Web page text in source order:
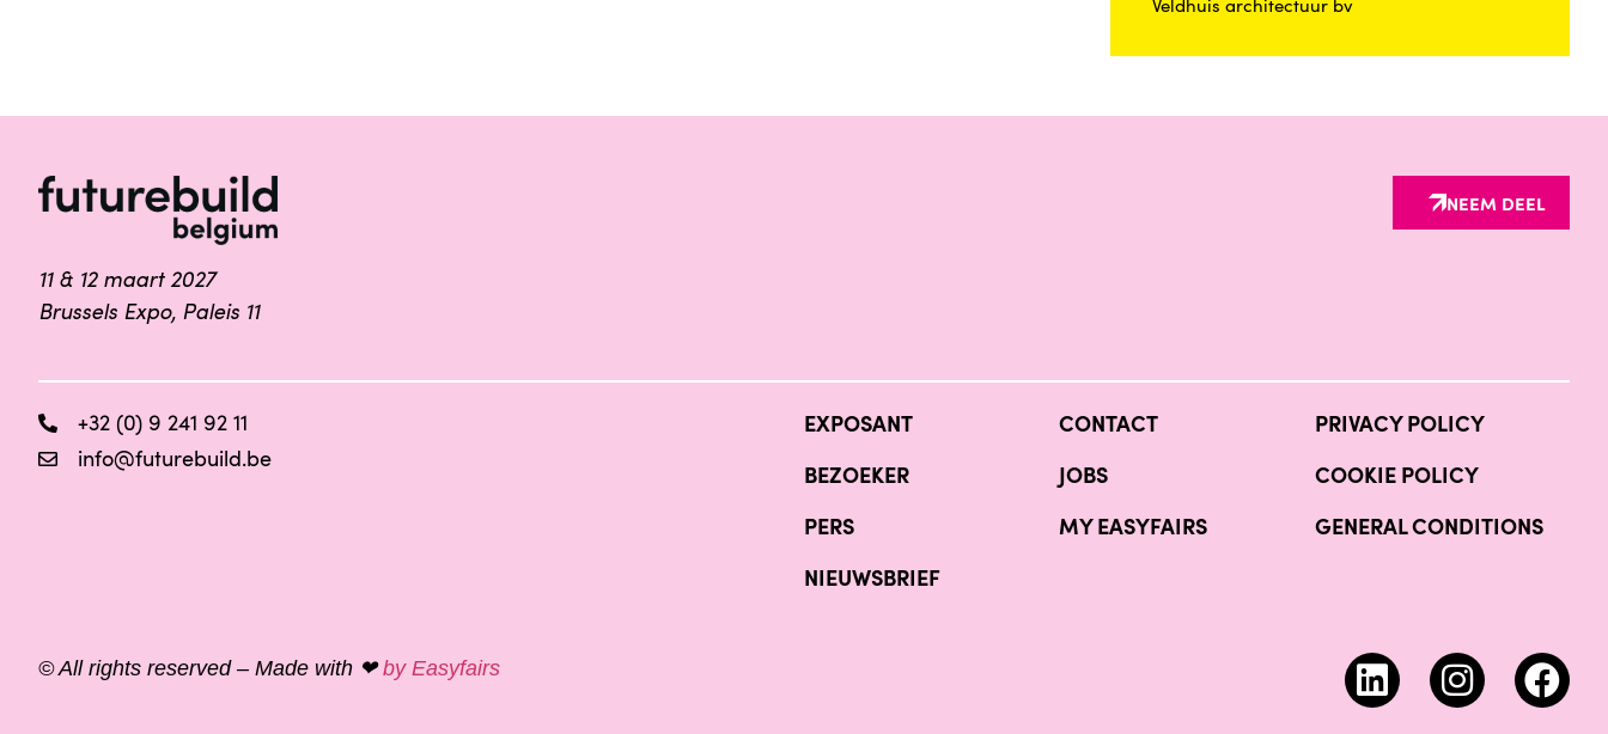
Veldhuis architectuur bv
11 & 12 maart 2027
Brussels Expo, Paleis 11
NEEM DEEL
+32 (0) 9 241 92 11
info@futurebuild.be
EXPOSANT
BEZOEKER
PERS
NIEUWSBRIEF
CONTACT
JOBS
MY EASYFAIRS
PRIVACY POLICY
COOKIE POLICY
GENERAL CONDITIONS
© All rights reserved – Made with ❤by Easyfairs